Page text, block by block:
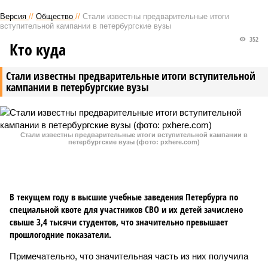
Версия // Общество // Стали известны предварительные итоги
вступительной кампании в петербургские вузы
Стали известны предварительные итоги вступительной
кампании в петербургские вузы
352
Кто куда
Стали известны предварительные итоги вступительной кампании в
петербургские вузы (фото: pxhere.com)
В текущем году в высшие учебные заведения Петербурга по
специальной квоте для участников СВО и их детей зачислено
свыше 3,4 тысячи студентов, что значительно превышает
прошлогодние показатели.
Примечательно, что значительная часть из них получила